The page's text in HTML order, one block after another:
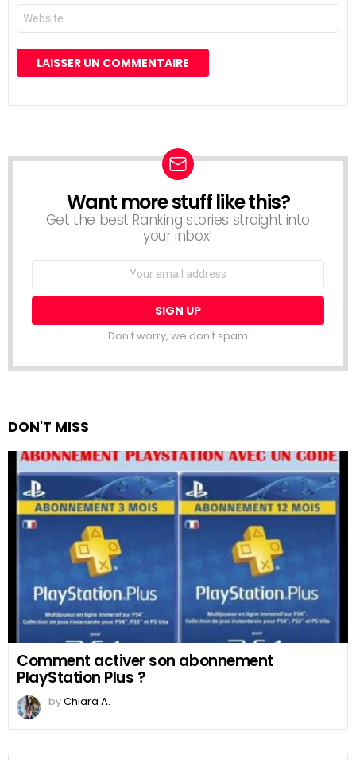
Site
web
NEWSLETTER
Want more stuff like this?
Get the best Ranking stories straight into
your inbox!
Email
Don't worry, we don't spam
DON'T MISS
Comment activer son abonnement
PlayStation Plus ?
byChiara A.